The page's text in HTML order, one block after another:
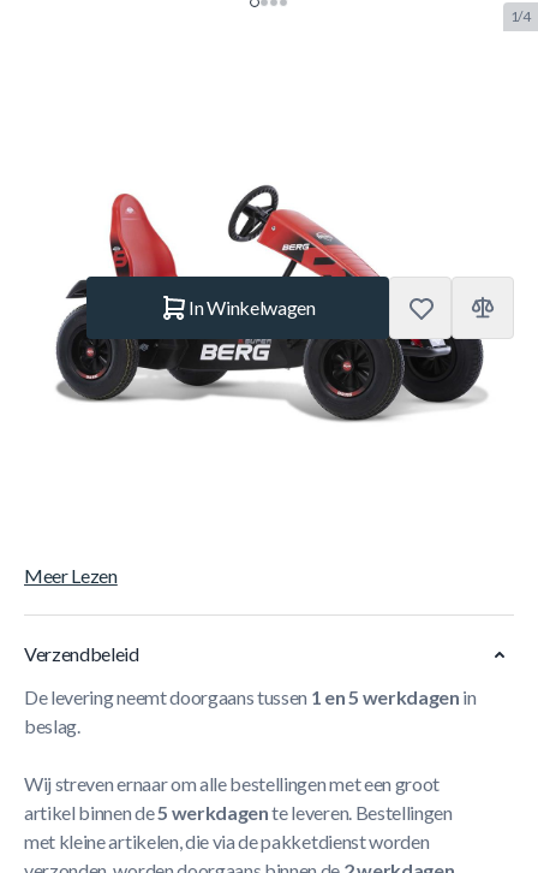
1/4
Merk:
€ 919.–
Aantal
In Winkelwagen
Meer Lezen
Verzendbeleid
De levering neemt doorgaans tussen 1 en 5 werkdagen in
beslag.
Wij streven ernaar om alle bestellingen met een groot
artikel binnen de5 werkdagente leveren. Bestellingen
met kleine artikelen, die via de pakketdienst worden